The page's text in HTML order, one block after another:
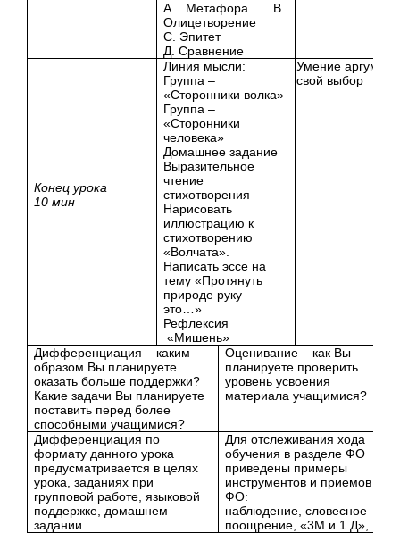
А. Метафора В.
Олицетворение
С. Эпитет
Д. Сравнение
Конец урока
10 мин
Линия мысли:
Группа –
«Сторонники волка»
Группа –
«Сторонники
человека»
Домашнее задание
Выразительное
чтение
стихотворения
Нарисовать
иллюстрацию к
стихотворению
«Волчата».
Написать эссе на
тему «Протянуть
природе руку –
это…»
Рефлексия
«Мишень»
Умение
свой выбор
Дифференциация – каким
образом Вы планируете
оказать больше поддержки?
Какие задачи Вы планируете
поставить перед более
способными учащимися?
Оценивание – как Вы
планируете проверить
уровень усвоения
материала учащимися?
Дифференциация по
формату данного урока
предусматривается в целях
урока, заданиях при
групповой работе, языковой
поддержке, домашнем
задании.
Для отслеживания хода
обучения в разделе ФО
приведены примеры
инструментов и приемов
ФО:
наблюдение, словесное
поощрение, «3М и 1 Д»,